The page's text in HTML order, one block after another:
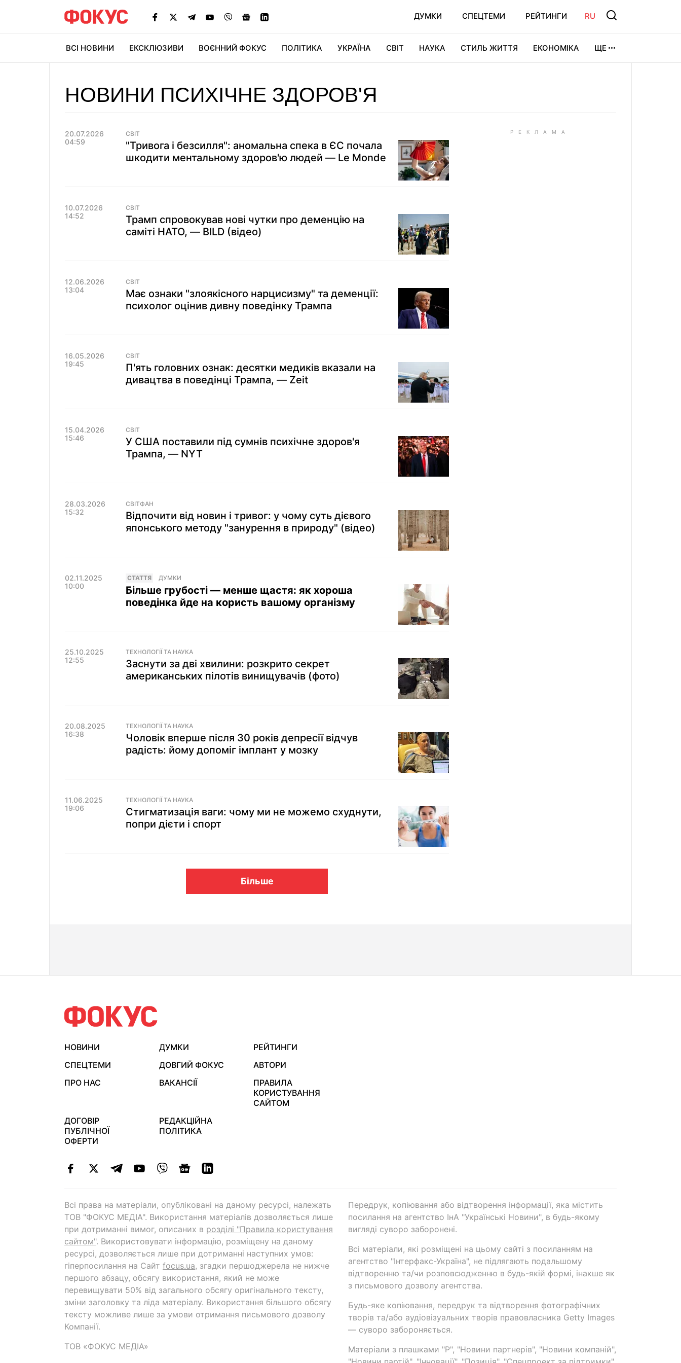
ДУМКИ СПЕЦТЕМИ РЕЙТИНГИ RU
ВСІ НОВИНИ ЕКСКЛЮЗИВИ ВОЄННИЙ ФОКУС ПОЛІТИКА УКРАЇНА СВІТ НАУКА СТИЛЬ ЖИТТЯ ЕКОНОМІКА ЩЕ
НОВИНИ ПСИХІЧНЕ ЗДОРОВ'Я
20.07.2026
04:59
СВІТ
"Тривога і безсилля": аномальна спека в ЄС почала
шкодити ментальному здоров'ю людей — Le Monde
10.07.2026
14:52
СВІТ
Трамп спровокував нові чутки про деменцію на
саміті НАТО, — BILD (відео)
12.06.2026
13:04
СВІТ
Має ознаки "злоякісного нарцисизму" та деменції:
психолог оцінив дивну поведінку Трампа
16.05.2026
19:45
СВІТ
П'ять головних ознак: десятки медиків вказали на
дивацтва в поведінці Трампа, — Zeit
15.04.2026
15:46
СВІТ
У США поставили під сумнів психічне здоров'я
Трампа, — NYT
28.03.2026
15:32
СВІТФАН
Відпочити від новин і тривог: у чому суть дієвого
японського методу "занурення в природу" (відео)
02.11.2025
10:00
СТАТТЯ ДУМКИ
Більше грубості — менше щастя: як хороша
поведінка йде на користь вашому організму
25.10.2025
12:55
ТЕХНОЛОГІЇ ТА НАУКА
Заснути за дві хвилини: розкрито секрет
американських пілотів винищувачів (фото)
20.08.2025
16:38
ТЕХНОЛОГІЇ ТА НАУКА
Чоловік вперше після 30 років депресії відчув
радість: йому допоміг імплант у мозку
11.06.2025
19:06
ТЕХНОЛОГІЇ ТА НАУКА
Стигматизація ваги: чому ми не можемо схуднути,
попри дієти і спорт
Більше
НОВИНИ ДУМКИ
РЕЙТИНГИ
СПЕЦТЕМИ
ДОВГИЙ ФОКУС
АВТОРИ
ПРО НАС
ВАКАНСІЇ
ПРАВИЛА
КОРИСТУВАННЯ
САЙТОМ
ДОГОВІР
ПУБЛІЧНОЇ
ОФЕРТИ
РЕДАКЦІЙНА
ПОЛІТИКА
Всі права на матеріали, опубліковані на даному ресурсі, належать
ТОВ "ФОКУС МЕДІА". Використання матеріалів дозволяється лише
при дотриманні вимог, описаних в розділі "Правила користування
сайтом". Використовувати інформацію, розміщену на даному
ресурсі, дозволяється лише при дотриманні наступних умов:
гіперпосилання на Cайт focus.ua, згадки першоджерела не нижче
першого абзацу, обсягу використання, який не може
перевищувати 50% від загального обсягу оригінального тексту,
зміни заголовку та ліда матеріалу. Використання більшого обсягу
тексту можливе лише за умови отримання письмового дозволу
Компанії.
ТОВ «ФОКУС МЕДІА»
Передрук, копіювання або відтворення інформації, яка містить
посилання на агентство ІнА "Українські Новини", в будь-якому
вигляді суворо заборонені.
Всі матеріали, які розміщені на цьому сайті з посиланням на
агентство "Інтерфакс-Україна", не підлягають подальшому
відтворенню та/чи розповсюдженню в будь-якій формі, інакше як
з письмового дозволу агентства.
Будь-яке копіювання, передрук та відтворення фотографічних
творів та/або аудіовізуальних творів правовласника Getty Images
— суворо забороняється.
Матеріали з плашками "Р", "Новини партнерів", "Новини компаній",